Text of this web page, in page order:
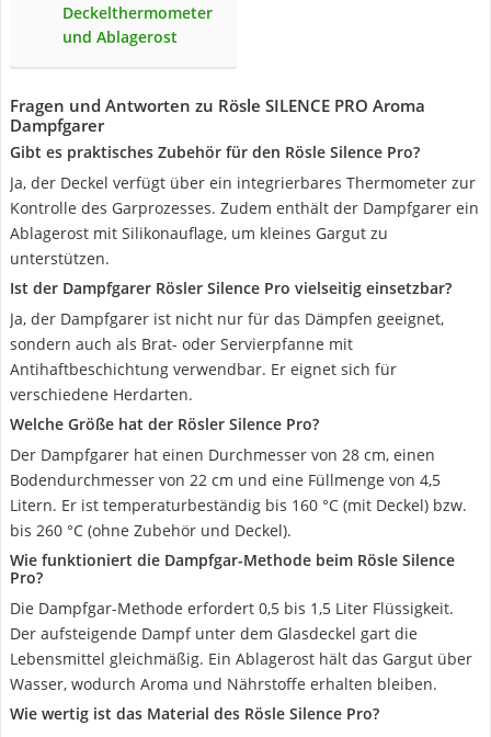
Deckelthermometer
und Ablagerost
Fragen und Antworten zu Rösle SILENCE PRO Aroma
Dampfgarer
Gibt es praktisches Zubehör für den Rösle Silence Pro?
Ja, der Deckel verfügt über ein integrierbares Thermometer zur
Kontrolle des Garprozesses. Zudem enthält der Dampfgarer ein
Ablagerost mit Silikonauflage, um kleines Gargut zu
unterstützen.
Ist der Dampfgarer Rösler Silence Pro vielseitig einsetzbar?
Ja, der Dampfgarer ist nicht nur für das Dämpfen geeignet,
sondern auch als Brat- oder Servierpfanne mit
Antihaftbeschichtung verwendbar. Er eignet sich für
verschiedene Herdarten.
Welche Größe hat der Rösler Silence Pro?
Der Dampfgarer hat einen Durchmesser von 28 cm, einen
Bodendurchmesser von 22 cm und eine Füllmenge von 4,5
Litern. Er ist temperaturbeständig bis 160 °C (mit Deckel) bzw.
bis 260 °C (ohne Zubehör und Deckel).
Wie funktioniert die Dampfgar-Methode beim Rösle Silence
Pro?
Die Dampfgar-Methode erfordert 0,5 bis 1,5 Liter Flüssigkeit.
Der aufsteigende Dampf unter dem Glasdeckel gart die
Lebensmittel gleichmäßig. Ein Ablagerost hält das Gargut über
Wasser, wodurch Aroma und Nährstoffe erhalten bleiben.
Wie wertig ist das Material des Rösle Silence Pro?